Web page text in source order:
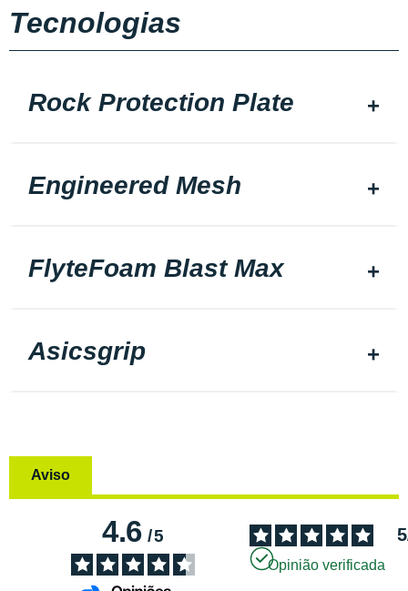
Tecnologias
Rock Protection Plate
Engineered Mesh
FlyteFoam Blast Max
Asicsgrip
Aviso
4.6/5 5
Opinião verificada